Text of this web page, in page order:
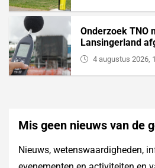
Onderzoek TNO
Lansingerland
4 augustus 2026,
Mis geen nieuws van de
Nieuws, wetenswaardigheden,